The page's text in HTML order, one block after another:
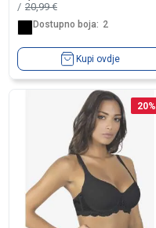
20,99€
Dostupno boja: 2
Kupi ovdje
20%